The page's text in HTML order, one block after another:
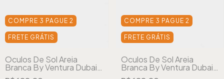
COMPRE 3 PAGUE 2
FRETE GRÁTIS
Óculos De Sol Areia
Branca By Ventura Dubai
Tartaruga Vermelho
COMPRE 3 PAGUE 2
FRETE GRÁTIS
Óculos De Sol Areia
Branca By Ventura Dubai
Tartaruga Verde